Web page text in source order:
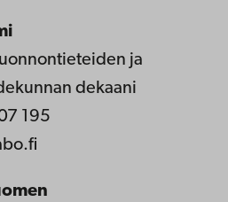
ja
dekaani
195